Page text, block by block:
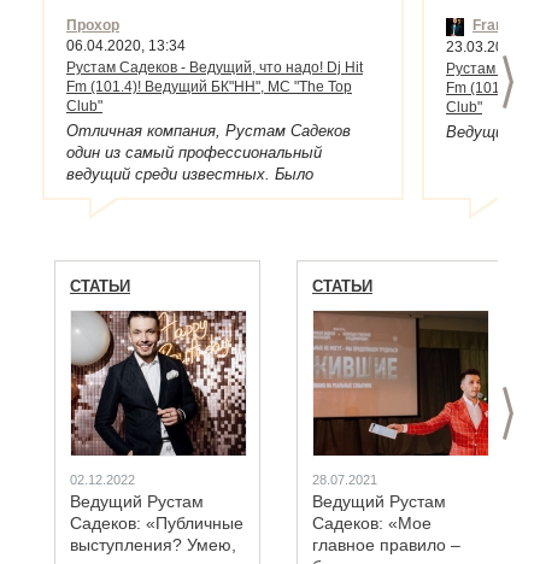
>
Прохор
06.04.2020, 13:34
Рустам Садеков - Ведущий, что надо! Dj Hit
Fm (101.4)! Ведущий БК"НН", МС "The Top
Club"
Отличная компания, Рустам Садеков
один из самый профессиональный
ведущий среди известных. Было
вечеринка у нас на яхте в декабре
месяце, устроили настоящий и
очень довольны. Всем рекомендую,
надежная и серьезная компания.
23.03.2020,
Рустам
Fm (101.4)!
Club"
Ведущий,
>
СТАТЬИ
02.12.2022
Ведущий Рустам
Садеков: «Публичные
выступления? Умею,
СТАТЬИ
28.07.2021
Ведущий Рустам
Садеков: «Мое
главное правило –